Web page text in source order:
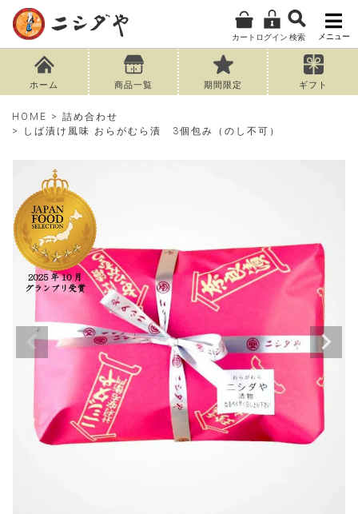
カート ログイン 検索 メニュー
ホーム 商品一覧 期間限定 ギフト
HOME
詰め合わせ
しば漬け風味 おらがむら漬 3個包み（のし不可）